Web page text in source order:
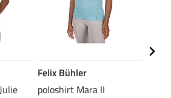
Felix Bühler
poloshirt Mara II